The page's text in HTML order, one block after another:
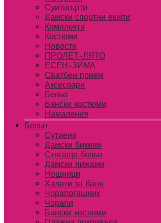
Суитшърти
Дамски спортни екипи
Комплекти
Костюми
Новости
ПРОЛЕТ-ЛЯТО
ЕСЕН-ЗИМА
Сватбен прием
Аксесоари
Бельо
Бански костюми
Намаления
Бельо
Сутиени
Дамски бикини
Стягащо бельо
Дамски пижами
Нощници
Халати за баня
Чорапогащник
Чорапи
Бански костюми